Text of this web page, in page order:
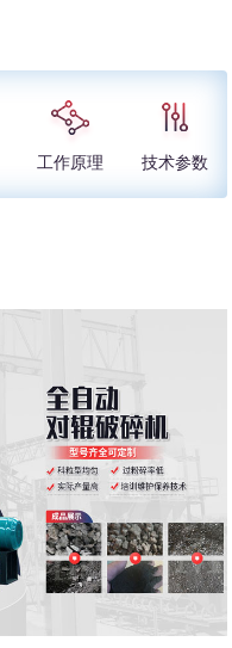
工作原理 技术参数